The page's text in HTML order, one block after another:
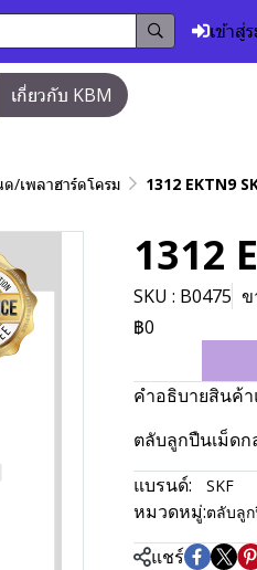
เข้าสู่
เกี่ยวกับ KBM
/เพลาฮาร์ดโครม 1312 EKTN9
1312
SKU : B0475 ข
฿0
คำอธิบายสินค้
ตลับลูกปืนเม็ดก
แบรนด์:
SKF
หมวดหมู่:ตลับลู
แชร์